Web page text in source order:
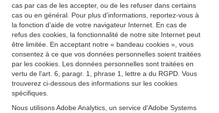
cas par cas de les accepter, ou de les refuser dans certains
cas ou en général. Pour plus d’informations, reportez-vous à
la fonction d’aide de votre navigateur Internet. En cas de
refus des cookies, la fonctionnalité de notre site Internet peut
être limitée. En acceptant notre « bandeau cookies », vous
consentez à ce que vos données personnelles soient traitées
par les cookies. Les données personnelles sont traitées en
vertu de l'art. 6, paragr. 1, phrase 1, lettre a du RGPD. Vous
trouverez ci-dessous des informations sur les cookies
spécifiques.
Nous utilisons Adobe Analytics, un service d'Adobe Systems